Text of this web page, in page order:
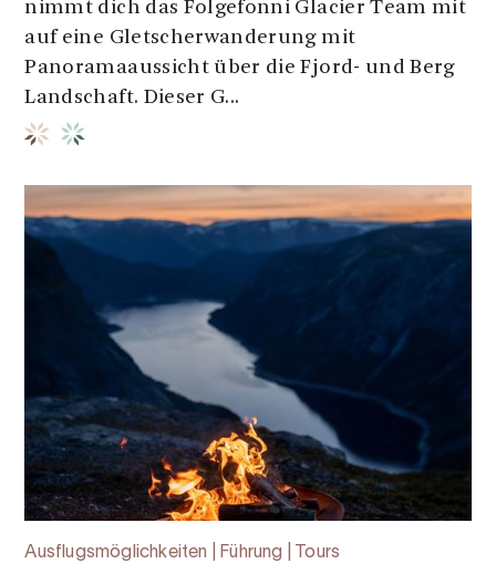
nimmt dich das Folgefonni Glacier Team mit
auf eine Gletscherwanderung mit
Panoramaaussicht über die Fjord- und Berg
Landschaft. Dieser G...
Ausflugsmöglichkeiten | Führung | Tours